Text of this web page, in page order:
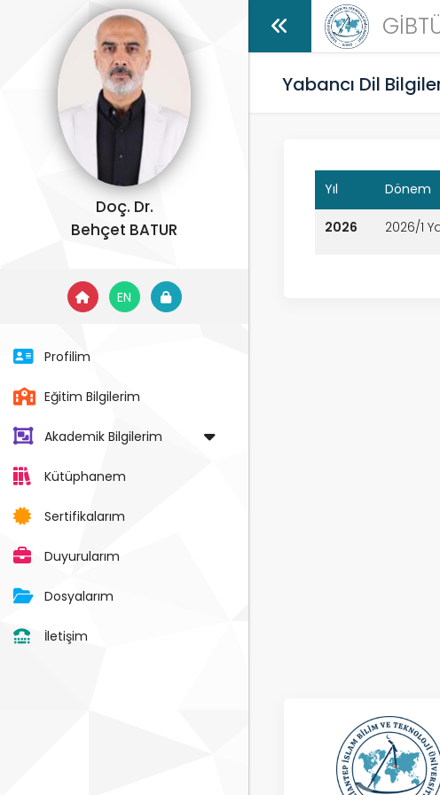
Doç. Dr.
Behçet BATUR
EN
Profilim
Eğitim Bilgilerim
Akademik Bilgilerim
Kütüphanem
Sertifikalarım
Duyurularım
Dosyalarım
İletişim
Yabancı Dil
Yıl Dönem
2026 2026/1